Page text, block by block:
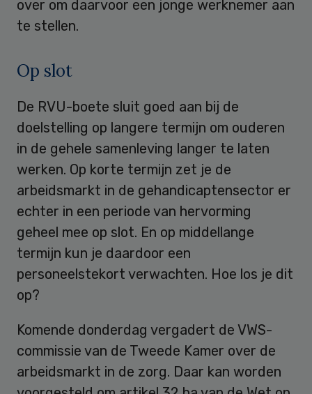
over om daarvoor een jonge werknemer aan
te stellen.
Op slot
De RVU-boete sluit goed aan bij de
doelstelling op langere termijn om ouderen
in de gehele samenleving langer te laten
werken. Op korte termijn zet je de
arbeidsmarkt in de gehandicaptensector er
echter in een periode van hervorming
geheel mee op slot. En op middellange
termijn kun je daardoor een
personeelstekort verwachten. Hoe los je dit
op?
Komende donderdag vergadert de VWS-
commissie van de Tweede Kamer over de
arbeidsmarkt in de zorg. Daar kan worden